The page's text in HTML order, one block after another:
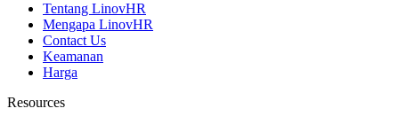
Tentang LinovHR
Mengapa LinovHR
Contact Us
Keamanan
Harga
Resources